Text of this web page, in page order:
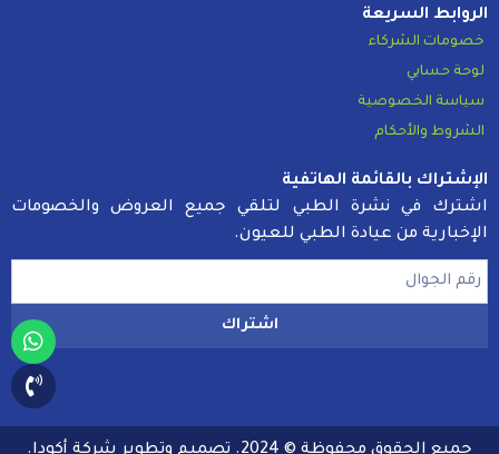
الروابط السريعة
خصومات الشركاء
لوحة حسابي
سياسة الخصوصية
الشروط والأحكام
الإشتراك بالقائمة الهاتفية
اشترك في نشرة الطبي لتلقي جميع العروض والخصومات
الإخبارية من عيادة الطبي للعيون.
اشتراك